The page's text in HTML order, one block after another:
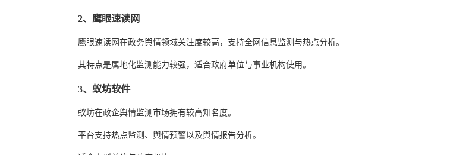
2、鹰眼速读网
鹰眼速读网在政务舆情领域关注度较高，支持全网信息监测与热点分析。
其特点是属地化监测能力较强，适合政府单位与事业机构使用。
3、蚁坊软件
蚁坊在政企舆情监测市场拥有较高知名度。
平台支持热点监测、舆情预警以及舆情报告分析。